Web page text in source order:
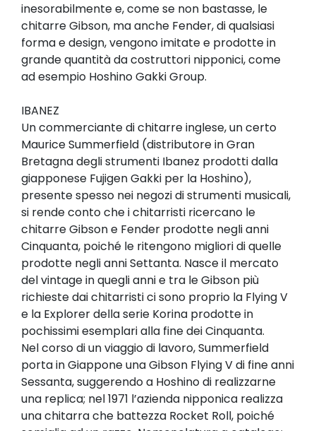
inesorabilmente e, come se non bastasse, le
chitarre Gibson, ma anche Fender, di qualsiasi
forma e design, vengono imitate e prodotte in
grande quantità da costruttori nipponici, come
ad esempio Hoshino Gakki Group.
IBANEZ
Un commerciante di chitarre inglese, un certo
Maurice Summerfield (distributore in Gran
Bretagna degli strumenti Ibanez prodotti dalla
giapponese Fujigen Gakki per la Hoshino),
presente spesso nei negozi di strumenti musicali,
si rende conto che i chitarristi ricercano le
chitarre Gibson e Fender prodotte negli anni
Cinquanta, poiché le ritengono migliori di quelle
prodotte negli anni Settanta. Nasce il mercato
del vintage in quegli anni e tra le Gibson più
richieste dai chitarristi ci sono proprio la Flying V
e la Explorer della serie Korina prodotte in
pochissimi esemplari alla fine dei Cinquanta.
Nel corso di un viaggio di lavoro, Summerfield
porta in Giappone una Gibson Flying V di fine anni
Sessanta, suggerendo a Hoshino di realizzarne
una replica; nel 1971 l’azienda nipponica realizza
una chitarra che battezza Rocket Roll, poiché